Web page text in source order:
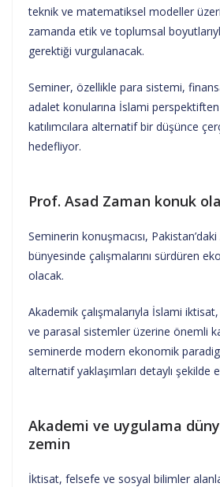
teknik ve matematiksel modeller
zamanda etik ve toplumsal
gerektiği vurgulanacak.
Seminer, özellikle para sistemi,
adalet konularına İslami
katılımcılara alternatif bir düşünce
hedefliyor.
Prof. Asad Zaman konuk
Seminerin konuşmacısı,
bünyesinde çalışmalarını sürdüren
olacak.
Akademik çalışmalarıyla İslami
ve parasal sistemler üzerine önemli
seminerde modern ekonomik
alternatif yaklaşımları detaylı şekilde
Akademi ve uygulama
zemin
İktisat, felsefe ve sosyal bilimler